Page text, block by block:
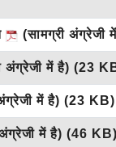
(सामग्री अंग्रेजी
अंग्रेजी में है) (23
में है) (23 KB)
में है) (46 KB)